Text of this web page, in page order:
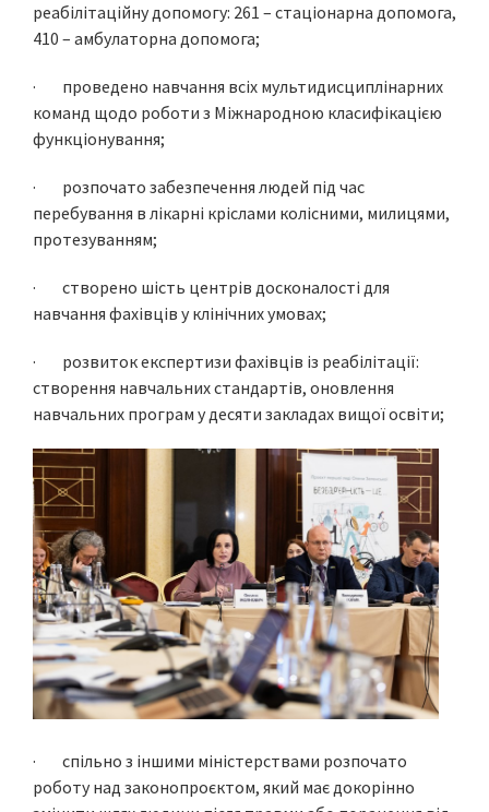
реабілітаційну допомогу: 261 – стаціонарна допомога,
410 – амбулаторна допомога;
· проведено навчання всіх мультидисциплінарних
команд щодо роботи з Міжнародною класифікацією
функціонування;
· розпочато забезпечення людей під час
перебування в лікарні кріслами колісними, милицями,
протезуванням;
· створено шість центрів досконалості для
навчання фахівців у клінічних умовах;
· розвиток експертизи фахівців із реабілітації:
створення навчальних стандартів, оновлення
навчальних програм у десяти закладах вищої освіти;
· спільно з іншими міністерствами розпочато
роботу над законопроєктом, який має докорінно